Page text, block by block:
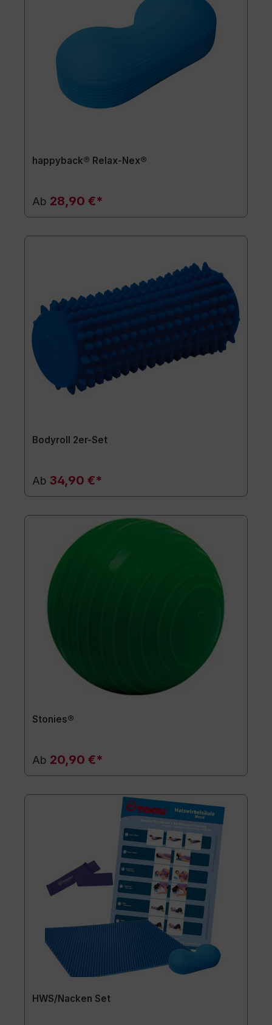
happyback® Relax-Nex®
Ab 28,90 €*
Bodyroll 2er-Set
Ab 34,90 €*
Stonies®
Ab 20,90 €*
HWS/Nacken Set